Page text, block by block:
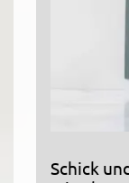
Schick